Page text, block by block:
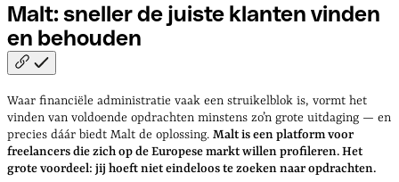
Malt: sneller de juiste klanten vinden
en behouden
Waar financiële administratie vaak een struikelblok is, vormt het
vinden van voldoende opdrachten minstens zo’n grote uitdaging — en
precies dáár biedt Malt de oplossing. Malt is een platform voor
freelancers die zich op de Europese markt willen profileren. Het
grote voordeel: jij hoeft niet eindeloos te zoeken naar opdrachten.